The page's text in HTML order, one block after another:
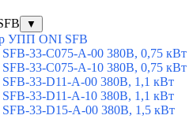
▼
УПП ONI SFB
33-C075-A-00 380В, 0,75 кВт
33-C075-A-10 380В, 0,75 кВт
33-D11-A-00 380В, 1,1 кВт
33-D11-A-10 380В, 1,1 кВт
33-D15-A-00 380В, 1,5 кВт